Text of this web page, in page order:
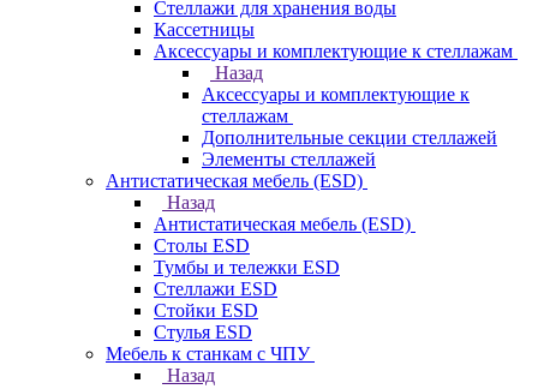
Стеллажи для хранения воды
Кассетницы
Аксесcуары и комплектующие к стеллажам
Назад
Аксесcуары и комплектующие к
стеллажам
Дополнительные секции стеллажей
Элементы стеллажей
Антистатическая мебель (ESD)
Назад
Антистатическая мебель (ESD)
Столы ESD
Тумбы и тележки ESD
Стеллажи ESD
Стойки ESD
Стулья ESD
Мебель к станкам с ЧПУ
Назад